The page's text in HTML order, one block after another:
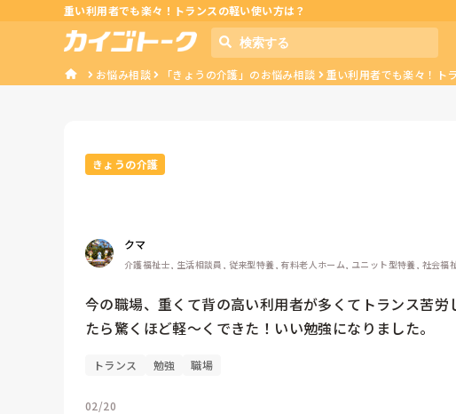
重い利用者でも楽々！トランスの軽い使い方は？
お悩み相談 「きょうの介護」のお悩み相談 重い利用者でも楽々！ト
きょうの介護
クマ
介護福祉士, 生活相談員, 従来型特養, 有料老人ホーム, ユニット型特養, 社会福
今の職場、重くて背の高い利用者が多くてトランス苦
たら驚くほど軽〜くできた！いい勉強になりました。
トランス 勉強 職場
02/20